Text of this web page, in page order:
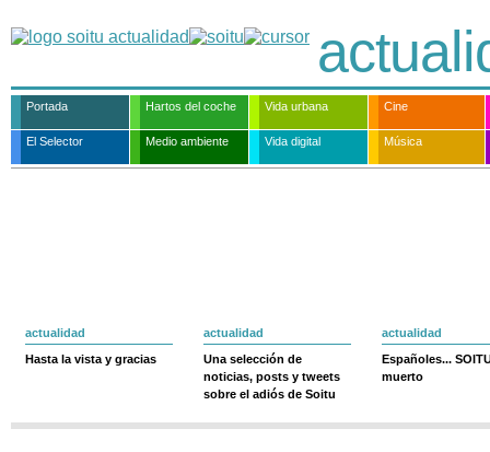
Portada Hartos del coche Vida urbana Cine
El Selector Medio ambiente Vida digital Música
actualidad
Hasta la vista y gracias
actualidad
Una selección de
noticias, posts y tweets
sobre el adiós de Soitu
actualidad
Españoles...
muerto